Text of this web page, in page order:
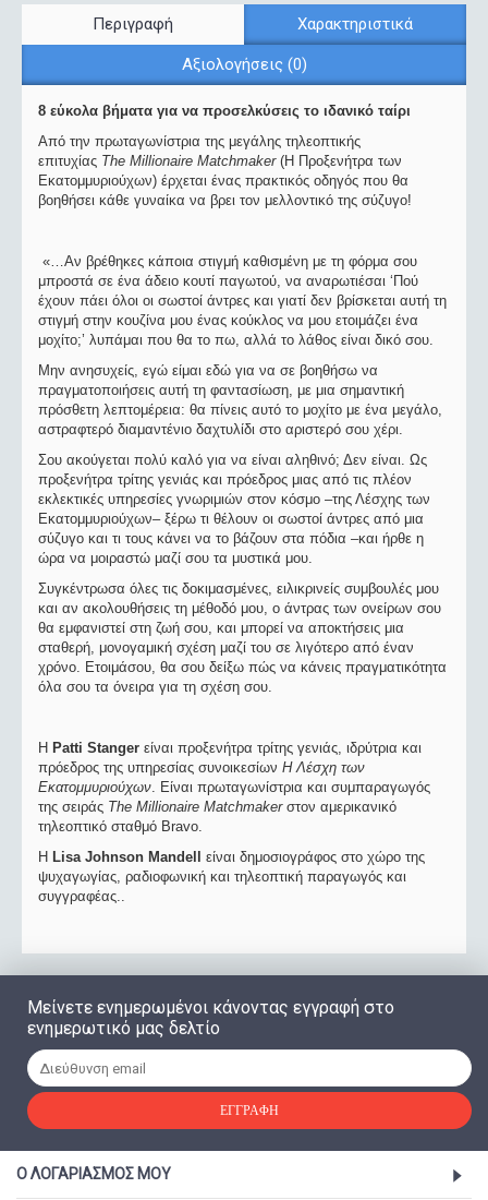
Περιγραφή Χαρακτηριστικά
Αξιολογήσεις (0)
8 εύκολα βήματα για να προσελκύσεις το ιδανικό ταίρι
Από την πρωταγωνίστρια της μεγάλης τηλεοπτικής
επιτυχίας The Millionaire Matchmaker (Η Προξενήτρα των
Εκατομμυριούχων) έρχεται ένας πρακτικός οδηγός που θα
βοηθήσει κάθε γυναίκα να βρει τον μελλοντικό της σύζυγο!
«…Αν βρέθηκες κάποια στιγμή καθισμένη με τη φόρμα σου
μπροστά σε ένα άδειο κουτί παγωτού, να αναρωτιέσαι ‘Πού
έχουν πάει όλοι οι σωστοί άντρες και γιατί δεν βρίσκεται αυτή τη
στιγμή στην κουζίνα μου ένας κούκλος να μου ετοιμάζει ένα
μοχίτο;’ λυπάμαι που θα το πω, αλλά το λάθος είναι δικό σου.
Μην ανησυχείς, εγώ είμαι εδώ για να σε βοηθήσω να
πραγματοποιήσεις αυτή τη φαντασίωση, με μια σημαντική
πρόσθετη λεπτομέρεια: θα πίνεις αυτό το μοχίτο με ένα μεγάλο,
αστραφτερό διαμαντένιο δαχτυλίδι στο αριστερό σου χέρι.
Σου ακούγεται πολύ καλό για να είναι αληθινό; Δεν είναι. Ως
προξενήτρα τρίτης γενιάς και πρόεδρος μιας από τις πλέον
εκλεκτικές υπηρεσίες γνωριμιών στον κόσμο –της Λέσχης των
Εκατομμυριούχων– ξέρω τι θέλουν οι σωστοί άντρες από μια
σύζυγο και τι τους κάνει να το βάζουν στα πόδια –και ήρθε η
ώρα να μοιραστώ μαζί σου τα μυστικά μου.
Συγκέντρωσα όλες τις δοκιμασμένες, ειλικρινείς συμβουλές μου
και αν ακολουθήσεις τη μέθοδό μου, ο άντρας των ονείρων σου
θα εμφανιστεί στη ζωή σου, και μπορεί να αποκτήσεις μια
σταθερή, μονογαμική σχέση μαζί του σε λιγότερο από έναν
χρόνο. Ετοιμάσου, θα σου δείξω πώς να κάνεις πραγματικότητα
όλα σου τα όνειρα για τη σχέση σου.
Η Patti Stanger είναι προξενήτρα τρίτης γενιάς, ιδρύτρια και
πρόεδρος της υπηρεσίας συνοικεσίων Η Λέσχη των
Εκατομμυριούχων. Είναι πρωταγωνίστρια και συμπαραγωγός
της σειράς The Millionaire Matchmakerστον αμερικανικό
τηλεοπτικό σταθμό Bravo.
Η Lisa Johnson Mandell
είναι δημοσιογράφος στο χώρο της
ψυχαγωγίας, ραδιοφωνική και τηλεοπτική παραγωγός και
συγγραφέας..
Μείνετε ενημερωμένοι κάνοντας εγγραφή στο
ενημερωτικό μας δελτίο
ΕΓΓΡΑΦΉ
Ο ΛΟΓΑΡΙΑΣΜΌΣ ΜΟΥ